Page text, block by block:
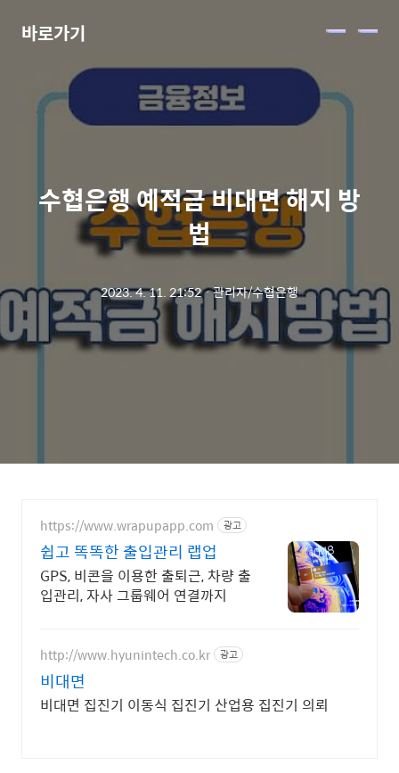
바로가기 메
수협은행 예적금 비대면 해지 방
법
2023. 4. 11. 21:52ㆍ관리자/수협은행
https://www.wrapupapp.com 광고
쉽고 똑똑한 출입관리 랩업
GPS, 비콘을 이용한 출퇴근, 차량 출
입관리, 자사 그룹웨어 연결까지
http://www.hyunintech.co.kr 광고
비대면
비대면 집진기 이동식 집진기 산업용 집진기 의뢰